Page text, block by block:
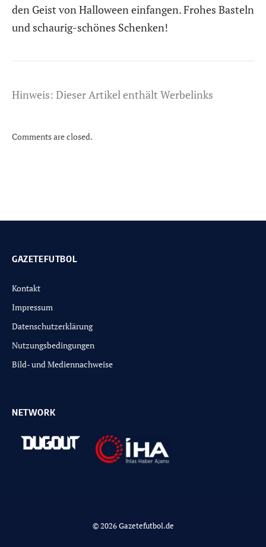
den Geist von Halloween einfangen. Frohes Basteln
und schaurig-schönes Schenken!
Hinweis: Dieser Artikel enthält Werbelinks
Comments are closed.
GAZETEFUTBOL
Kontakt
Impressum
Datenschutzerklärung
Nutzungsbedingungen
Bild- und Mediennachweise
NETWORK
© 2026 Gazetefutbol.de